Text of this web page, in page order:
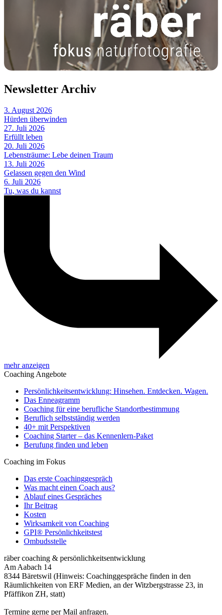
Newsletter Archiv
3. August 2026
Hürden überwinden
27. Juli 2026
Erfüllt leben
20. Juli 2026
Lebensträume: Lebe deinen Traum
13. Juli 2026
Gelassen gegen den Wind
6. Juli 2026
Tu, was du kannst
mehr anzeigen
Coaching Angebote
Persönlichkeitsentwicklung: Hinsehen. Entdecken. Wagen.
Das Enneagramm
Coaching für eine berufliche Standortbestimmung
Beruflich selbstständig werden
40+ mit Perspektiven
Coaching Starter – das Kennenlern-Paket
Berufung finden und leben
Coaching im Fokus
Das erste Coachinggespräch
Was macht einen Coach aus?
Ablauf eines Gespräches
Ihr Beitrag
Kosten
Wirksamkeit von Coaching
GPI® Persönlichkeitstest
Ombudsstelle
räber coaching & persönlichkeitsentwicklung
Am Aabach 14
8344 Bäretswil (Hinweis: Coachinggespräche finden in den
Räumlichkeiten von ERF Medien, an der Witzbergstrasse 23, in
Pfäffikon ZH, statt)
Termine gerne per Mail anfragen.